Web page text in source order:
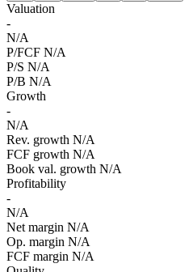
Valuation
-
N/A
P/FCF N/A
P/S N/A
P/B N/A
Growth
-
N/A
Rev. growth N/A
FCF growth N/A
Book val. growth N/A
Profitability
-
N/A
Net margin N/A
Op. margin N/A
FCF margin N/A